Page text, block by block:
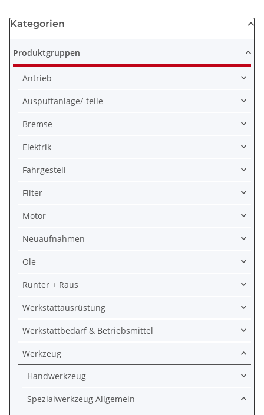
Kategorien
Produktgruppen
Antrieb
Auspuffanlage/-teile
Bremse
Elektrik
Fahrgestell
Filter
Motor
Neuaufnahmen
Öle
Runter + Raus
Werkstattausrüstung
Werkstattbedarf & Betriebsmittel
Werkzeug
Handwerkzeug
Spezialwerkzeug Allgemein